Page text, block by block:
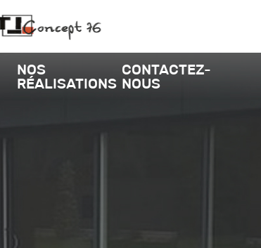
NOS
RÉALISATIONS
CONTACTEZ-
NOUS